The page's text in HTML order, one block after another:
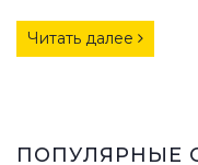
Читать далее
ПОПУЛЯРНЫЕ